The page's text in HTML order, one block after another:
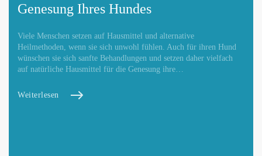
Genesung Ihres Hundes
Viele Menschen setzen auf Hausmittel und alternative
Heilmethoden, wenn sie sich unwohl fühlen. Auch für ihren Hund
wünschen sie sich sanfte Behandlungen und setzen daher vielfach
auf natürliche Hausmittel für die Genesung ihre…
Weiterlesen